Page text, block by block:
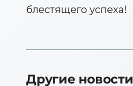
блестящего успеха!
Другие новости